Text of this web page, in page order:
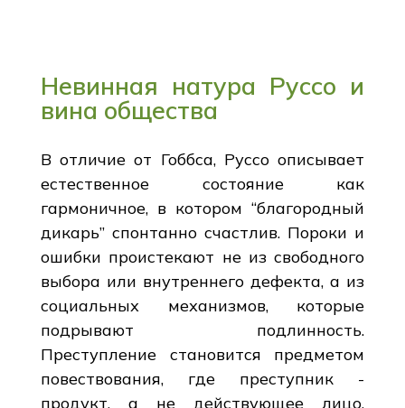
Невинная натура Руссо и
вина общества
В отличие от Гоббса, Руссо описывает
естественное состояние как
гармоничное, в котором “благородный
дикарь” спонтанно счастлив. Пороки и
ошибки проистекают не из свободного
выбора или внутреннего дефекта, а из
социальных механизмов, которые
подрывают подлинность.
Преступление становится предметом
повествования, где преступник -
продукт, а не действующее лицо.